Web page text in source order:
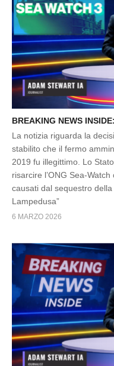
BREAKING NEWS
La notizia riguarda la
stabilito che il fermo
2019 fu illegittimo. Lo
risarcire l’ONG
causati dal sequestro
Lampedusa”
6 MARZO 2026